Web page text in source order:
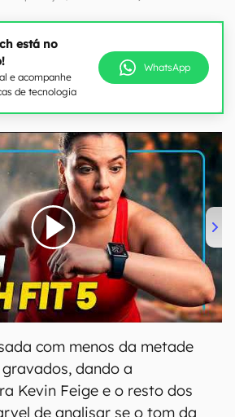
está no
e acompanhe
de tecnologia
WhatsApp
com menos da metade
dando a
Kevin Feige e o resto dos
de analisar se o tom da